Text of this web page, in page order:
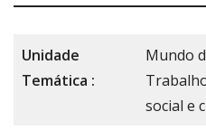
Unidade
Temática :
Mundo
social e